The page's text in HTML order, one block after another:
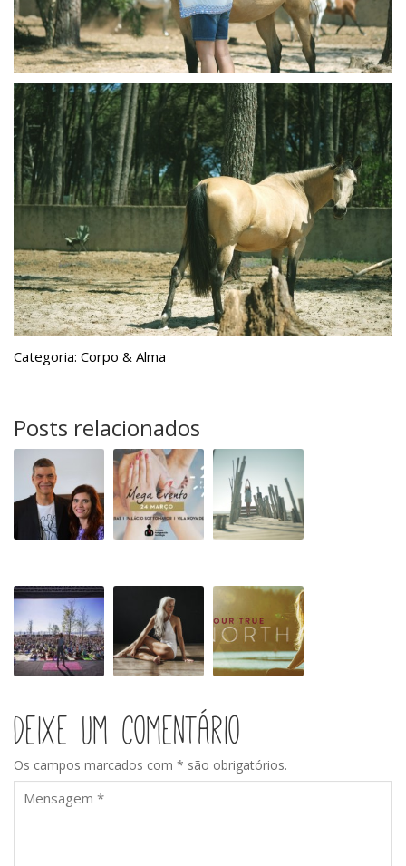
Categoria: Corpo & Alma
Posts relacionados
Prémio
para
Clínica
do
Fitness
Solidário
Wanderlust
anos
de
Yazemeenah
Rossi
Deixe um comentário
Os campos marcados com * são obrigatórios.